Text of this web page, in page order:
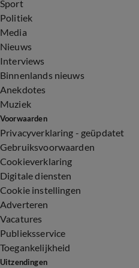
Sport
Politiek
Media
Nieuws
Interviews
Binnenlands nieuws
Anekdotes
Muziek
Voorwaarden
Privacyverklaring - geüpdatet
Gebruiksvoorwaarden
Cookieverklaring
Digitale diensten
Cookie instellingen
Adverteren
Vacatures
Publieksservice
Toegankelijkheid
Uitzendingen